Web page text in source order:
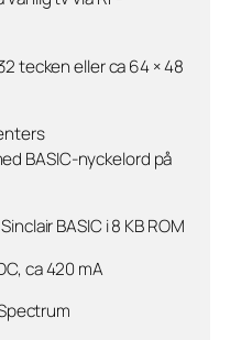
tecken eller ca 64 × 48
BASIC-nyckelord på
BASIC i 8 KB ROM
ca 420 mA